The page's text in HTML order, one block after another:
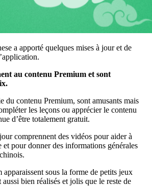
a apporté quelques mises à jour et de
au contenu Premium et sont
du contenu Premium, sont amusants mais
les leçons ou apprécier le contenu
d’être totalement gratuit.
comprennent des vidéos pour aider à
pour donner des informations générales
sous la forme de petits jeux
bien réalisés et jolis que le reste de